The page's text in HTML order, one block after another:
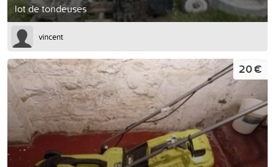
lot de tondeuses
vincent
20 €